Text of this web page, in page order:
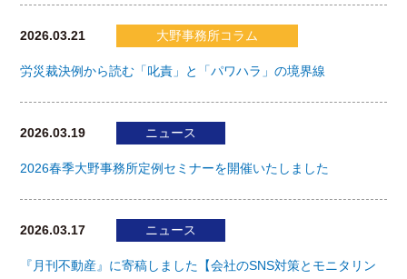
2026.03.21 大野事務所コラム
労災裁決例から読む「叱責」と「パワハラ」の境界線
2026.03.19 ニュース
2026春季大野事務所定例セミナーを開催いたしました
2026.03.17 ニュース
『月刊不動産』に寄稿しました【会社のSNS対策とモニタリン